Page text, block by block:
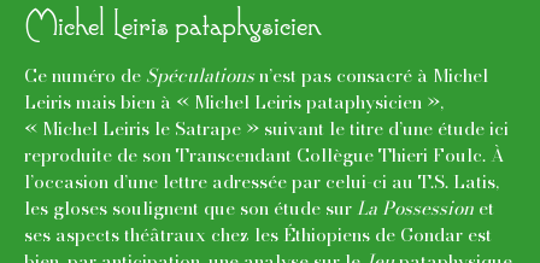
Michel Leiris pataphysicien
Ce numéro de Spéculationsn’est pas consacré à Michel
Leiris mais bien à « Michel Leiris pataphysicien »,
« Michel Leiris le Satrape » suivant le titre d’une étude ici
reproduite de son Transcendant Collègue Thieri Foulc. À
l’occasion d’une lettre adressée par celui-ci au T.S. Latis,
les gloses soulignent que son étude surLa Possession et
ses aspects théâtraux chez les Éthiopiens de Gondar est